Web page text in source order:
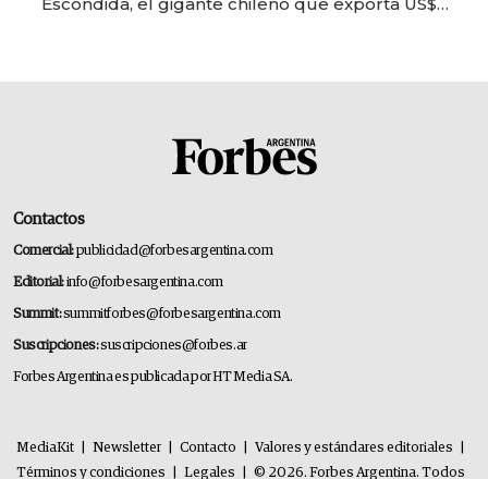
Contactos
Comercial:publicidad@forbesargentina.com
Editorial:info@forbesargentina.com
Summit:summitforbes@forbesargentina.com
Suscripciones:suscripciones@forbes.ar
Forbes Argentina es publicada por HT Media SA.
MediaKit Newsletter Contacto Valores y estándares editoriales
Términos y condiciones
Legales © 2026. Forbes Argentina. Todos